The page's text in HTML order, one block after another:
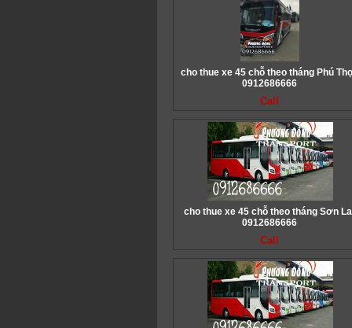
cho thue xe 45 chỗ theo tháng Phú
0912686666
Call
cho thue xe 45 chỗ theo tháng Sơn
0912686666
Call